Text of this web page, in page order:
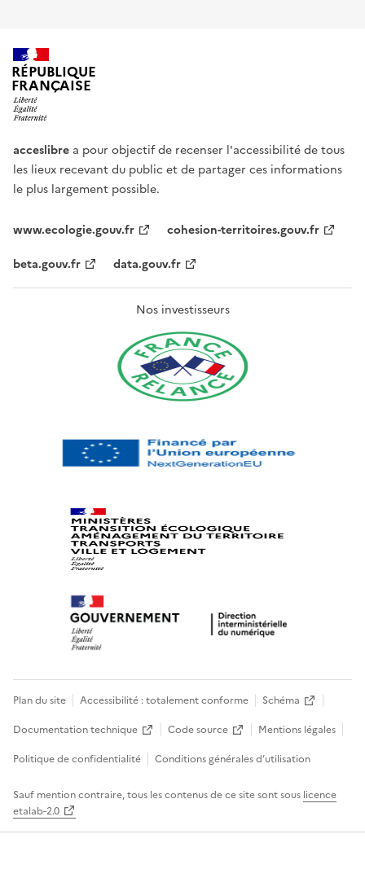
RÉPUBLIQUE
FRANÇAISE
acceslibre a pour objectif de recenser l'accessibilité de tous
les lieux recevant du public et de partager ces informations
le plus largement possible.
www.ecologie.gouv.fr
cohesion-territoires.gouv.fr
beta.gouv.fr
data.gouv.fr
Nos investisseurs
Plan du site Accessibilité : totalement conforme
Schéma
Documentation technique
Code source
Mentions légales
Politique de confidentialité
Conditions générales d’utilisation
Sauf mention contraire, tous les contenus de ce site sont sous licence
etalab-2.0